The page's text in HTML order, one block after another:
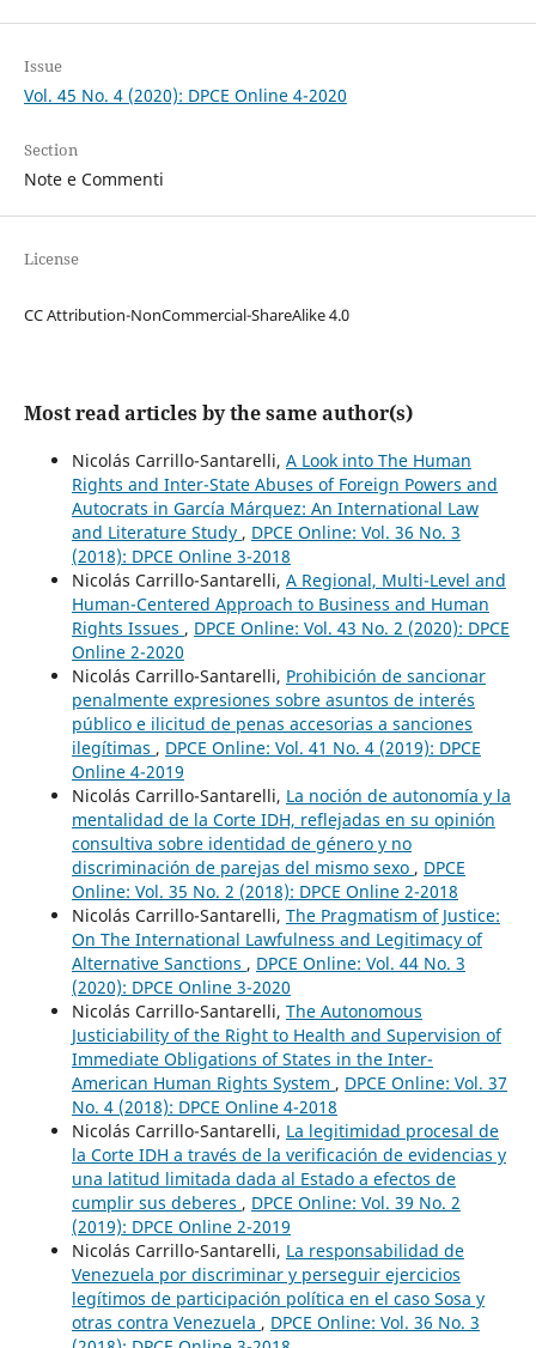
Issue
Vol. 45 No. 4 (2020): DPCE Online 4-2020
Section
Note e Commenti
License
CC Attribution-NonCommercial-ShareAlike 4.0
Most read articles by the same author(s)
Nicolás Carrillo-Santarelli, A Look into The Human
Rights and Inter-State Abuses of Foreign Powers and
Autocrats in García Márquez: An International Law
and Literature Study , DPCE Online: Vol. 36 No. 3
(2018): DPCE Online 3-2018
Nicolás Carrillo-Santarelli, A Regional, Multi-Level and
Human-Centered Approach to Business and Human
Rights Issues , DPCE Online: Vol. 43 No. 2 (2020): DPCE
Online 2-2020
Nicolás Carrillo-Santarelli, Prohibición de sancionar
penalmente expresiones sobre asuntos de interés
público e ilicitud de penas accesorias a sanciones
ilegítimas , DPCE Online: Vol. 41 No. 4 (2019): DPCE
Online 4-2019
Nicolás Carrillo-Santarelli, La noción de autonomía y la
mentalidad de la Corte IDH, reflejadas en su opinión
consultiva sobre identidad de género y no
discriminación de parejas del mismo sexo , DPCE
Online: Vol. 35 No. 2 (2018): DPCE Online 2-2018
Nicolás Carrillo-Santarelli, The Pragmatism of Justice:
On The International Lawfulness and Legitimacy of
Alternative Sanctions , DPCE Online: Vol. 44 No. 3
(2020): DPCE Online 3-2020
Nicolás Carrillo-Santarelli, The Autonomous
Justiciability of the Right to Health and Supervision of
Immediate Obligations of States in the Inter-
American Human Rights System , DPCE Online: Vol. 37
No. 4 (2018): DPCE Online 4-2018
Nicolás Carrillo-Santarelli, La legitimidad procesal de
la Corte IDH a través de la verificación de evidencias y
una latitud limitada dada al Estado a efectos de
cumplir sus deberes , DPCE Online: Vol. 39 No. 2
(2019): DPCE Online 2-2019
Nicolás Carrillo-Santarelli, La responsabilidad de
Venezuela por discriminar y perseguir ejercicios
legítimos de participación política en el caso Sosa y
otras contra Venezuela , DPCE Online: Vol. 36 No. 3